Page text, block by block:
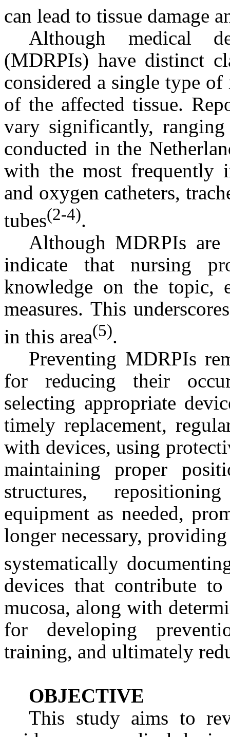
can lead to tissue damage
Although medical
(MDRPIs) have distinct
considered a single type
of the affected tissue.
vary significantly,
conducted in the
with the most frequently
and oxygen catheters,
tubes(2-4).
Although MDRPIs are
indicate that nursing
knowledge on the topic,
measures. This
in this area(5).
Preventing MDRPIs
for reducing their
selecting appropriate
timely replacement,
with devices, using
maintaining proper
structures,
equipment as needed,
longer necessary,
systematically
devices that contribute
mucosa, along with
for developing
training, and ultimately
OBJECTIVE
This study aims to